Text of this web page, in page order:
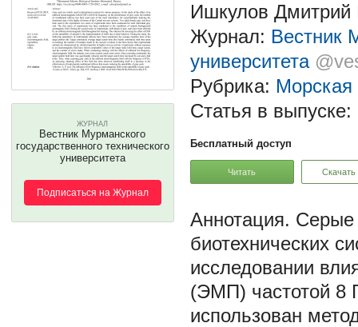
ЖУРНАЛ
Вестник Мурманского
государственного технического
университета
Подписаться на Журнал
Ишкулов Дмитрий
Журнал: Вестник
университета
Рубрика: Морская
Статья в выпуске:
Бесплатный доступ
Читать Скачать
Серые
биотехнических
исследовании
(ЭМП) частотой 8
использован